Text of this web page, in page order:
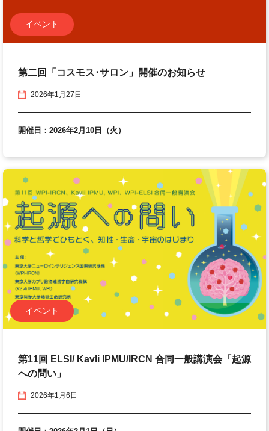
イベント
第二回「コスモス･サロン」開催のお知らせ
2026年1月27日
開催日：2026年2月10日（火）
イベント
第11回 ELSI/ Kavli IPMU/IRCN 合同一般講演会「起源
への問い」
2026年1月6日